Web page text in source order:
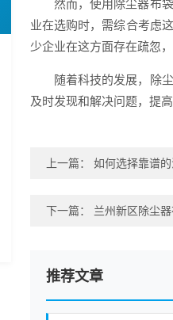
然而，使用除尘器布
业在选购时，需综合考虑
少企业在这方面存在疏忽
随着科技的发展，除
及时发现和解决问题，提
上一篇： 如何选择靠谱
下一篇： 兰州新区除尘
推荐文章